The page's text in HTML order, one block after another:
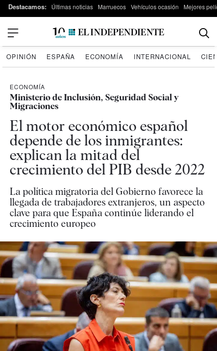
Destacamos: Últimas noticias Marruecos Vehículos ocasión Mejores
OPINIÓN ESPAÑA ECONOMÍA INTERNACIONAL
ECONOMÍA
Ministerio de Inclusión, Seguridad Social y
Migraciones
El motor económico español
depende de los inmigrantes:
explican la mitad del
crecimiento del PIB desde 2022
La política migratoria del Gobierno favorece la
llegada de trabajadores extranjeros, un aspecto
clave para que España continúe liderando el
crecimiento europeo